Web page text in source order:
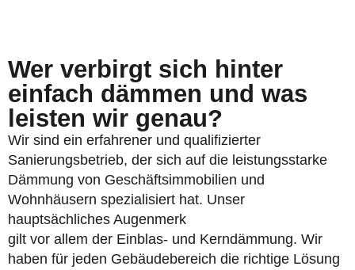
Wer verbirgt sich hinter
einfach dämmen und was
leisten wir genau?
Wir sind ein erfahrener und qualifizierter
Sanierungsbetrieb, der sich auf die leistungsstarke
Dämmung von Geschäftsimmobilien und
Wohnhäusern spezialisiert hat. Unser
hauptsächliches Augenmerk
gilt vor allem der Einblas- und Kerndämmung. Wir
haben für jeden Gebäudebereich die richtige Lösung